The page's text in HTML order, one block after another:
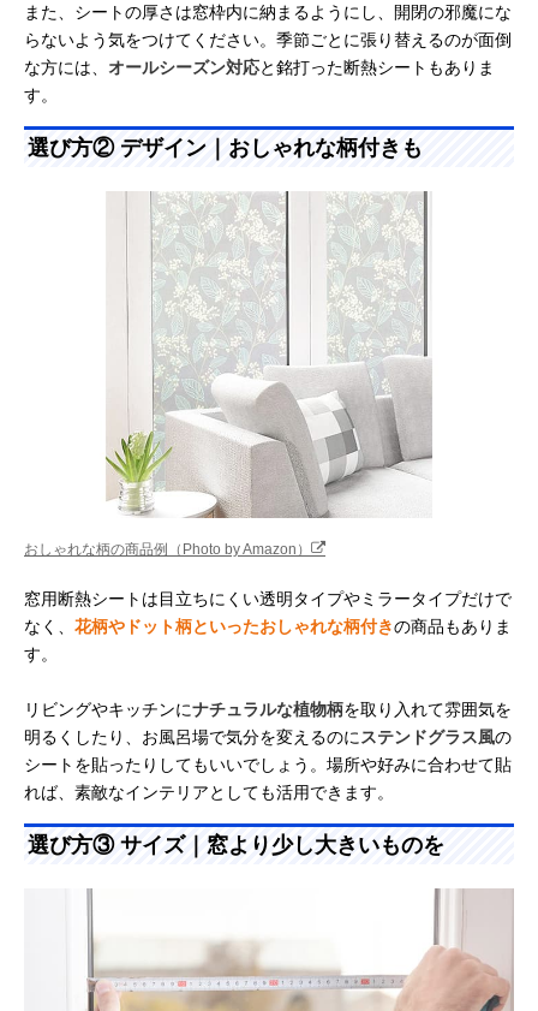
また、シートの厚さは窓枠内に納まるようにし、開閉の邪魔にな
らないよう気をつけてください。季節ごとに張り替えるのが面倒
な方には、 オールシーズン対応と銘打った断熱シートもありま
す。
選び方② デザイン｜おしゃれな柄付きも
おしゃれな柄の商品例（Photo by Amazon）
窓用断熱シートは目立ちにくい透明タイプやミラータイプだけで
なく、 花柄やドット柄といったおしゃれな柄付きの商品もありま
す。
リビングやキッチンにナチュラルな植物柄を取り入れて雰囲気を
明るくしたり、お風呂場で気分を変えるのに ステンドグラス風の
シートを貼ったりしてもいいでしょう。場所や好みに合わせて貼
れば、素敵なインテリアとしても活用できます。
選び方③ サイズ｜窓より少し大きいものを